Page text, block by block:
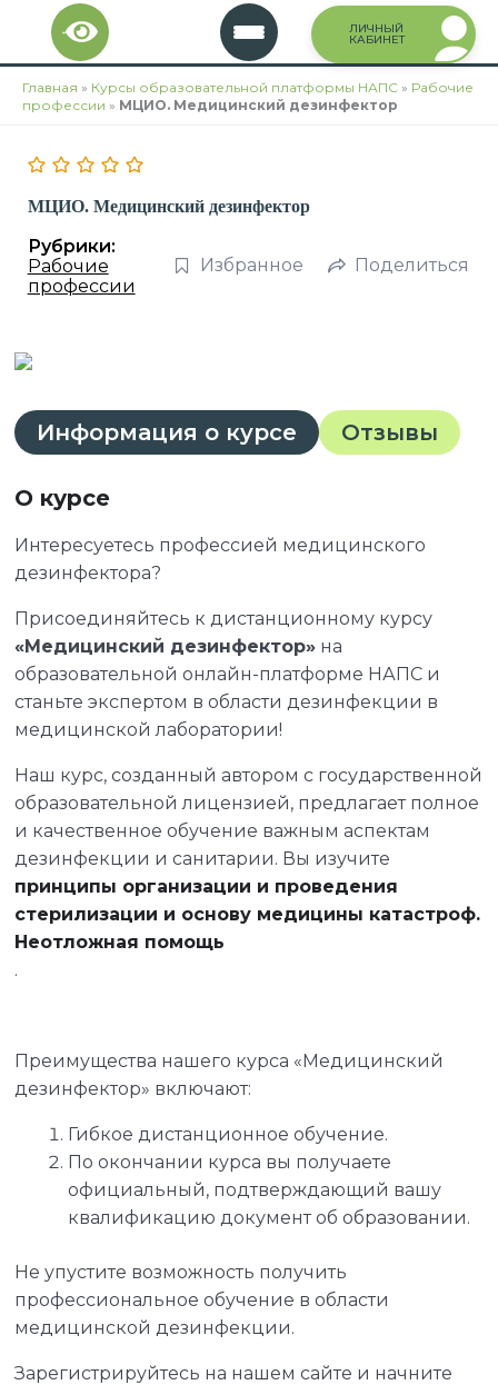
Перейти
содержимому
ЛИЧНЫЙ
КАБИНЕТ
Главная » Курсы образовательной платформы НАПС » Рабочие
профессии » МЦИО. Медицинский дезинфектор
МЦИО. Медицинский дезинфектор
Рубрики:
Рабочие
профессии
Избранное Поделиться
Информация о курсе Отзывы
О курсе
Интересуетесь профессией медицинского
дезинфектора?
Присоединяйтесь к дистанционному курсу
«Медицинский дезинфектор»на
образовательной онлайн-платформе НАПС и
станьте экспертом в области дезинфекции в
медицинской лаборатории!
Наш курс, созданный автором с государственной
образовательной лицензией, предлагает полное
и качественное обучение важным аспектам
дезинфекции и санитарии. Вы изучите
принципы организации и проведения
стерилизации и основу медицины катастроф.
Неотложная помощь
.
Преимущества нашего курса «Медицинский
дезинфектор» включают:
Гибкое дистанционное обучение.
По окончании курса вы получаете
официальный, подтверждающий вашу
квалификацию документ об образовании.
Не упустите возможность получить
профессиональное обучение в области
медицинской дезинфекции.
Зарегистрируйтесь на нашем сайте и начните